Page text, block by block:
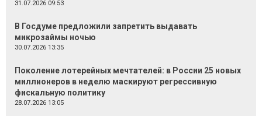
31.07.2026 09:53
В Госдуме предложили запретить выдавать
микрозаймы ночью
30.07.2026 13:35
Поколение лотерейных мечтателей: в России 25 новых
миллионеров в неделю маскируют регрессивную
фискальную политику
28.07.2026 13:05